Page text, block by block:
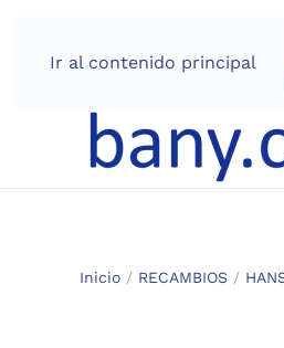
Ir al contenido principal
Inicio / RECAMBIOS /